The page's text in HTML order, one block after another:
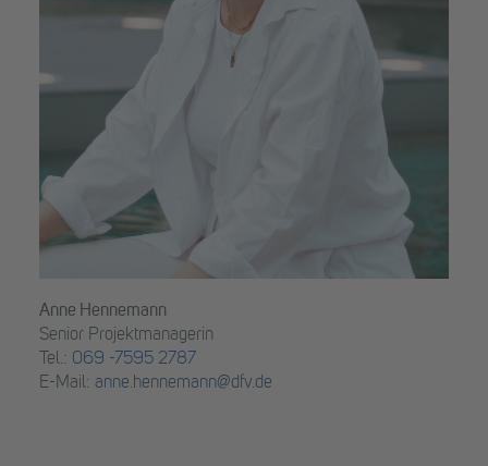
Anne Hennemann
Senior Projektmanagerin
Tel.: 069 -7595 2787
E-Mail: anne.hennemann@dfv.de